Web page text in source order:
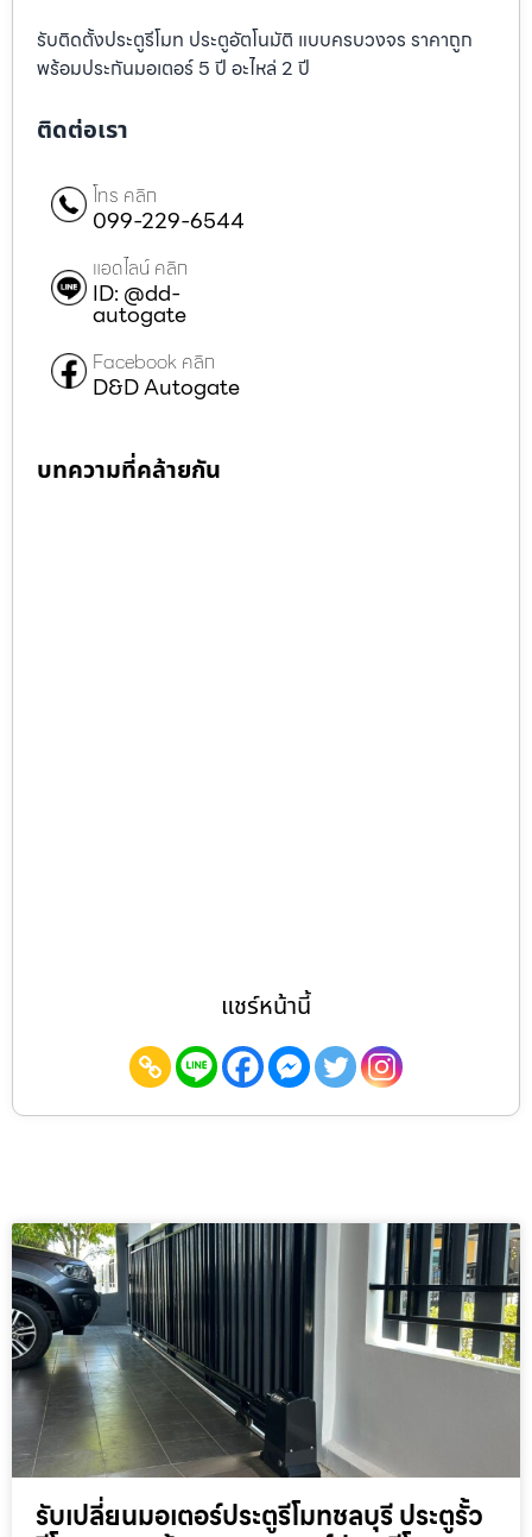
รับติดตั้งประตูรีโมท ประตูอัตโนมัติ แบบครบวงจร ราคาถูก
พร้อมประกันมอเตอร์ 5 ปี อะไหล่ 2 ปี
ติดต่อเรา
โทร คลิก
099-229-6544
แอดไลน์ คลิก
ID: @dd-
autogate
Facebook คลิก
D&D Autogate
บทความที่คล้ายกัน
แชร์หน้านี้
รับเปลี่ยนมอเตอร์ประตูรีโมทชลบุรี ประตูรั้ว